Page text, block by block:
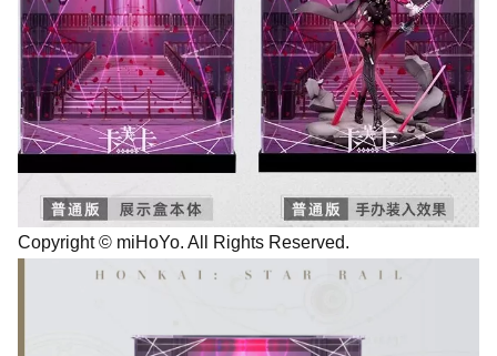
Copyright © miHoYo. All Rights Reserved.